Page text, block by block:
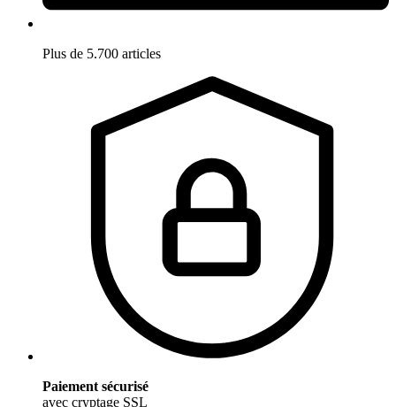
Plus de 5.700 articles
Paiement sécurisé
avec cryptage SSL